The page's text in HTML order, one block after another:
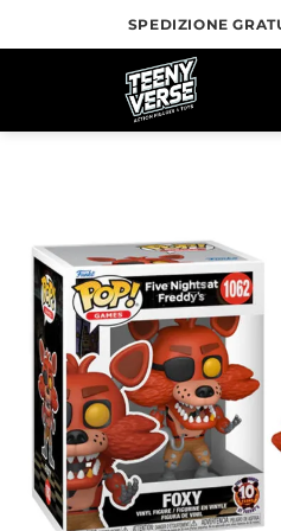
ai
SPEDIZIONE